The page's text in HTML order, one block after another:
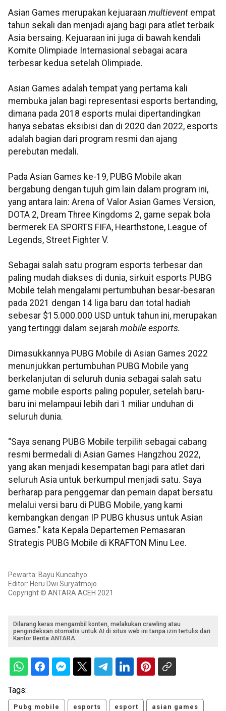
Asian Games merupakan kejuaraan multievent empat
tahun sekali dan menjadi ajang bagi para atlet terbaik
Asia bersaing. Kejuaraan ini juga di bawah kendali
Komite Olimpiade Internasional sebagai acara
terbesar kedua setelah Olimpiade.
Asian Games adalah tempat yang pertama kali
membuka jalan bagi representasi esports bertanding,
dimana pada 2018 esports mulai dipertandingkan
hanya sebatas eksibisi dan di 2020 dan 2022, esports
adalah bagian dari program resmi dan ajang
perebutan medali.
Pada Asian Games ke-19, PUBG Mobile akan
bergabung dengan tujuh gim lain dalam program ini,
yang antara lain: Arena of Valor Asian Games Version,
DOTA 2, Dream Three Kingdoms 2, game sepak bola
bermerek EA SPORTS FIFA, Hearthstone, League of
Legends, Street Fighter V.
Sebagai salah satu program esports terbesar dan
paling mudah diakses di dunia, sirkuit esports PUBG
Mobile telah mengalami pertumbuhan besar-besaran
pada 2021 dengan 14 liga baru dan total hadiah
sebesar $15.000.000 USD untuk tahun ini, merupakan
yang tertinggi dalam sejarah mobile esports.
Dimasukkannya PUBG Mobile di Asian Games 2022
menunjukkan pertumbuhan PUBG Mobile yang
berkelanjutan di seluruh dunia sebagai salah satu
game mobile esports paling populer, setelah baru-
baru ini melampaui lebih dari 1 miliar unduhan di
seluruh dunia.
“Saya senang PUBG Mobile terpilih sebagai cabang
resmi bermedali di Asian Games Hangzhou 2022,
yang akan menjadi kesempatan bagi para atlet dari
seluruh Asia untuk berkumpul menjadi satu. Saya
berharap para penggemar dan pemain dapat bersatu
melalui versi baru di PUBG Mobile, yang kami
kembangkan dengan IP PUBG khusus untuk Asian
Games.” kata Kepala Departemen Pemasaran
Strategis PUBG Mobile di KRAFTON Minu Lee.
Pewarta: Bayu Kuncahyo
Editor: Heru Dwi Suryatmojo
Copyright © ANTARA ACEH 2021
Dilarang keras mengambil konten, melakukan crawling atau
pengindeksan otomatis untuk AI di situs web ini tanpa izin tertulis dari
Kantor Berita ANTARA.
Tags:
Pubg mobile esports esport asian games